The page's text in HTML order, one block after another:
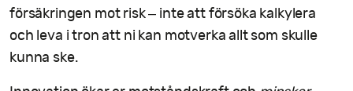
försäkringen mot risk – inte att försöka kalkylera
och leva i tron att ni kan motverka allt som skulle
kunna ske.